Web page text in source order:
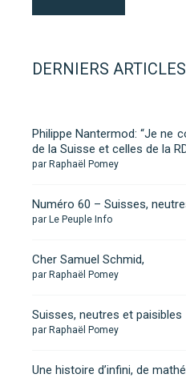
DERNIERS ARTICLES
Philippe Nantermod: “Je ne
de la Suisse et celles de la
par Raphaël Pomey
Numéro 60 – Suisses,
par Le Peuple Info
Cher Samuel Schmid,
par Raphaël Pomey
Suisses, neutres et paisibles
par Raphaël Pomey
Une histoire d’infini, de